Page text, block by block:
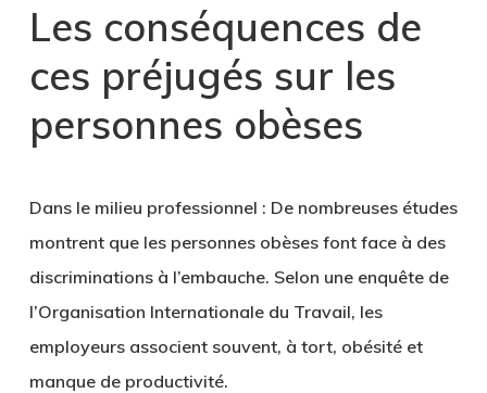
Les conséquences de
ces préjugés sur les
personnes obèses
Dans le milieu professionnel : De nombreuses études
montrent que les personnes obèses font face à des
discriminations à l’embauche. Selon une enquête de
l’Organisation Internationale du Travail, les
employeurs associent souvent, à tort, obésité et
manque de productivité.